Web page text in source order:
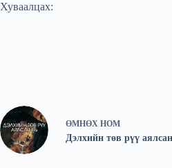
Хуваалцах:
ӨМНӨХ НОМ
Дэлхийн төв рүү